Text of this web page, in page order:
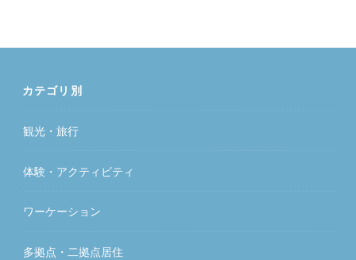
カテゴリ別
観光・旅行
体験・アクティビティ
ワーケーション
多拠点・二拠点居住